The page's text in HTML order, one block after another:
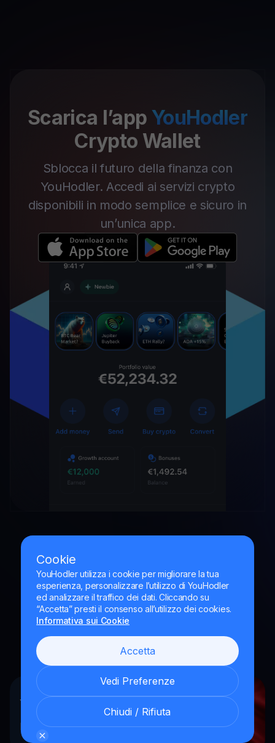
Cookie
YouHodler utilizza i cookie per migliorare la tua
esperienza, personalizzare l’utilizzo di YouHodler
ed analizzare il traffico dei dati. Cliccando su
“Accetta” presti il consenso all’utilizzo dei cookies.
Informativa sui Cookie
Accetta
Vedi Preferenze
Chiudi / Rifiuta
Scarica l’app YouHodler
Crypto Wallet
Sblocca il futuro della finanza con
YouHodler. Accedi ai servizi crypto
disponibili in modo semplice e sicuro in
un’unica app.
YouHodler Italy S.R.L.
Registrato come VASP presso l’OAM